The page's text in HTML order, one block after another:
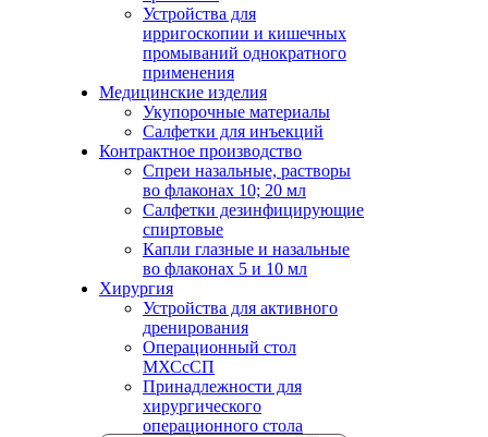
Устройства для
ирригоскопии и кишечных
промываний однократного
применения
Медицинские изделия
Укупорочные материалы
Салфетки для инъекций
Контрактное производство
Спреи назальные, растворы
во флаконах 10; 20 мл
Салфетки дезинфицирующие
спиртовые
Капли глазные и назальные
во флаконах 5 и 10 мл
Хирургия
Устройства для активного
дренирования
Операционный стол
МХСсСП
Принадлежности для
хирургического
операционного стола